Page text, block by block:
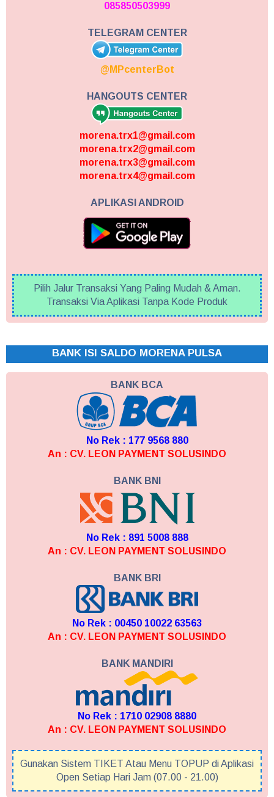
085850503999
TELEGRAM CENTER
@MPcenterBot
HANGOUTS CENTER
morena.trx1@gmail.com
morena.trx2@gmail.com
morena.trx3@gmail.com
morena.trx4@gmail.com
APLIKASI ANDROID
Pilih Jalur Transaksi Yang Paling Mudah & Aman.
Transaksi Via Aplikasi Tanpa Kode Produk
BANK ISI SALDO MORENA PULSA
BANK BCA
No Rek : 177 9568 880
An : CV. LEON PAYMENT SOLUSINDO
BANK BNI
No Rek : 891 5008 888
An : CV. LEON PAYMENT SOLUSINDO
BANK BRI
No Rek : 00450 10022 63563
An : CV. LEON PAYMENT SOLUSINDO
BANK MANDIRI
No Rek : 1710 02908 8880
An : CV. LEON PAYMENT SOLUSINDO
Gunakan Sistem TIKET Atau Menu TOPUP di Aplikasi
Open Setiap Hari Jam (07.00 - 21.00)